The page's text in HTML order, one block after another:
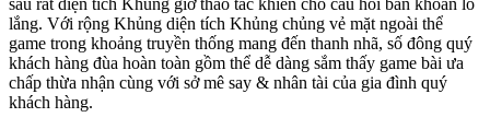
sau rất diện tích Khủng giờ thao tác khiến cho câu hỏi băn khoăn lo
lắng. Với rộng Khủng diện tích Khủng chủng vẻ mặt ngoài thể
game trong khoảng truyền thống mang đến thanh nhã, số đông quý
khách hàng đùa hoàn toàn gồm thể dễ dàng sắm thấy game bài ưa
chấp thừa nhận cùng với sở mê say & nhân tài của gia đình quý
khách hàng.